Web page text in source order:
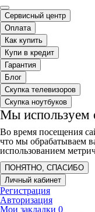
Сервисный центр
Оплата
Как купить
Купи в кредит
Гарантия
Блог
Скупка телевизоров
Скупка ноутбуков
Мы используем
Во время посещения
что мы обрабатываем
использованием
ПОНЯТНО, СПАСИБО
Личный кабинет
Регистрация
Авторизация
Мои закладки 0